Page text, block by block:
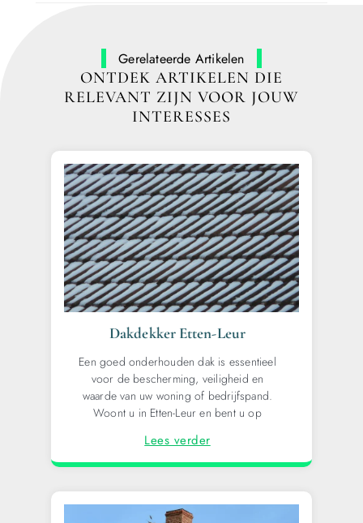
Gerelateerde Artikelen
ONTDEK ARTIKELEN DIE
RELEVANT ZIJN VOOR JOUW
INTERESSES
Dakdekker Etten-Leur
Een goed onderhouden dak is essentieel
voor de bescherming, veiligheid en
waarde van uw woning of bedrijfspand.
Woont u in Etten-Leur en bent u op
Lees verder